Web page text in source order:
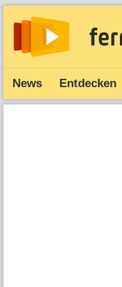
News Entdecken